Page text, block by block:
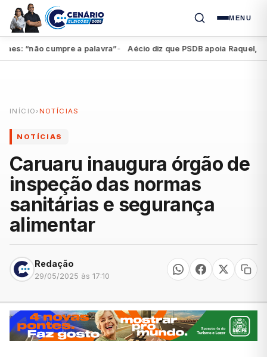
MENU
“não cumpre a palavra”● Aécio diz que PSDB apoia Raquel, mas
INÍCIO ›NOTÍCIAS
NOTÍCIAS
Caruaru inaugura órgão de
inspeção das normas
sanitárias e segurança
alimentar
Redação
29/05/2025 às 17:10